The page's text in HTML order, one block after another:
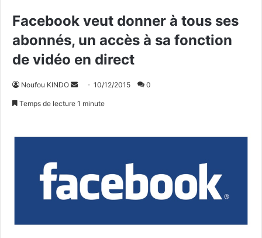
Facebook veut donner à tous ses
abonnés, un accès à sa fonction
de vidéo en direct
Noufou KINDO
u
n
o
10/12/2015 0
Temps de lecture 1 minute